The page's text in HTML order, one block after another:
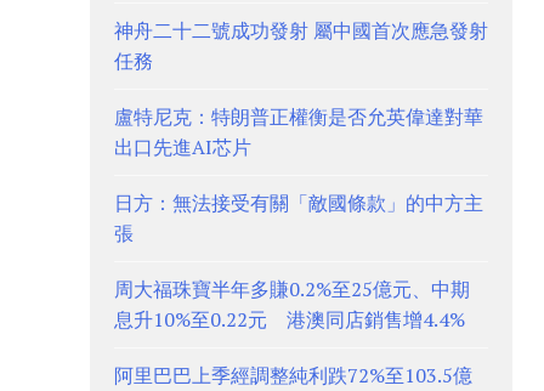
神舟二十二號成功發射 屬中國首次應急發射
任務
盧特尼克：特朗普正權衡是否允英偉達對華
出口先進AI芯片
日方：無法接受有關「敵國條款」的中方主
張
周大福珠寶半年多賺0.2%至25億元、中期
息升10%至0.22元 港澳同店銷售增4.4%
阿里巴巴上季經調整純利跌72%至103.5億